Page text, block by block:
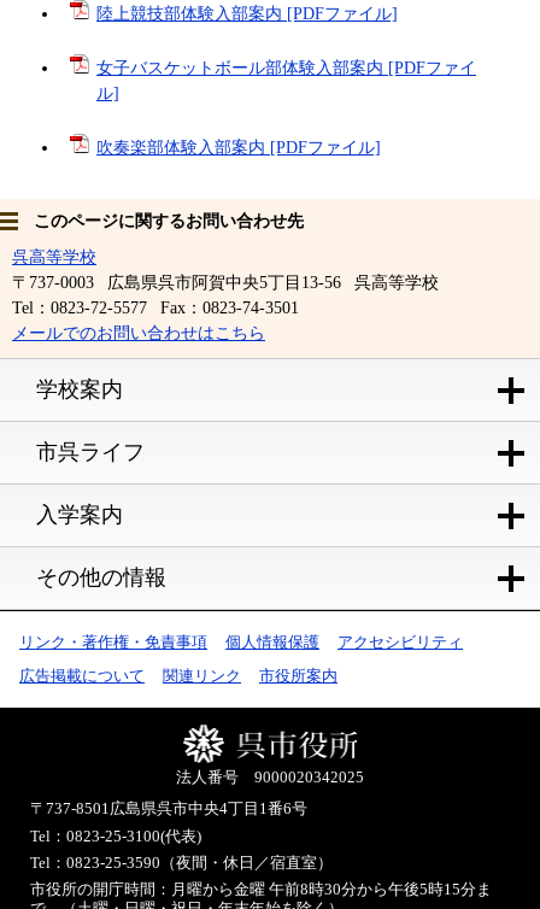
陸上競技部体験入部案内 [PDFファイル]
女子バスケットボール部体験入部案内 [PDFファイ
ル]
吹奏楽部体験入部案内 [PDFファイル]
このページに関するお問い合わせ先
呉高等学校
〒737-0003
広島県呉市阿賀中央5丁目13-56
呉高等学校
Tel：0823-72-5577
Fax：0823-74-3501
メールでのお問い合わせはこちら
学校案内
市呉ライフ
入学案内
その他の情報
リンク・著作権・免責事項 個人情報保護
アクセシビリティ
広告掲載について
関連リンク 市役所案内
法人番号 9000020342025
〒737-8501広島県呉市中央4丁目1番6号
Tel：0823-25-3100(代表)
Tel：0823-25-3590（夜間・休日／宿直室）
市役所の開庁時間：月曜から金曜 午前8時30分から午後5時15分ま